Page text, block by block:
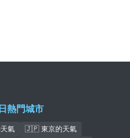
熱門城市
氣
🇯🇵 東京的天氣